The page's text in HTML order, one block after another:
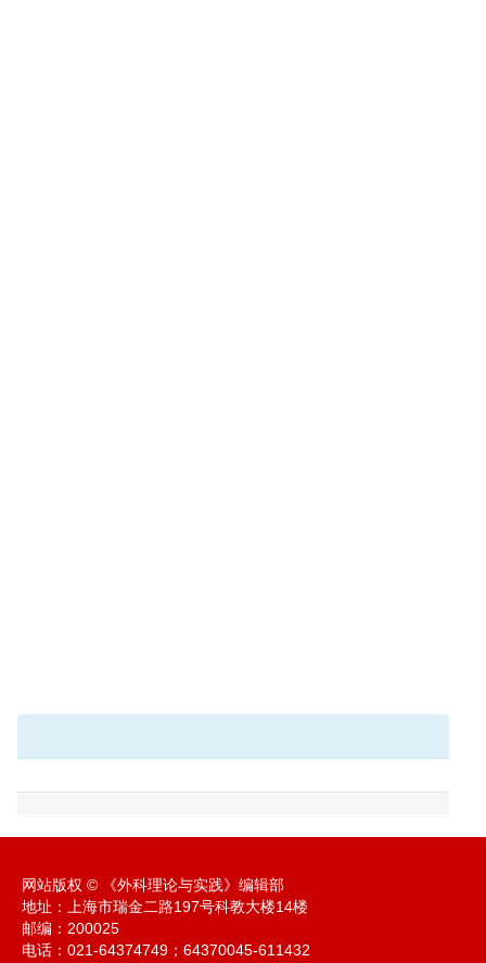
网站版权 © 《外科理论与实践》编辑部
地址：上海市瑞金二路197号科教大楼14楼
邮编：200025
电话：021-64374749；64370045-611432